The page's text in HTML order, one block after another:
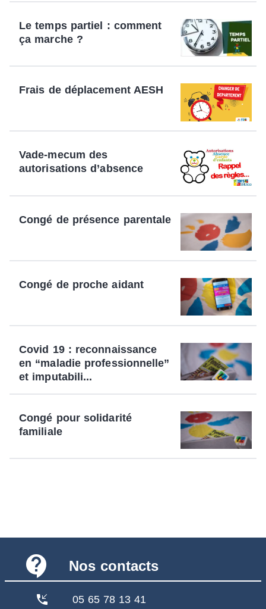
Le temps partiel : comment
ça marche ?
Frais de déplacement AESH
Vade-mecum des
autorisations d’absence
Congé de présence parentale
Congé de proche aidant
Covid 19 : reconnaissance
en “maladie professionnelle”
et imputabili...
Congé pour solidarité
familiale
contact_support Nos contacts
phone_callback 05 65 78 13 41